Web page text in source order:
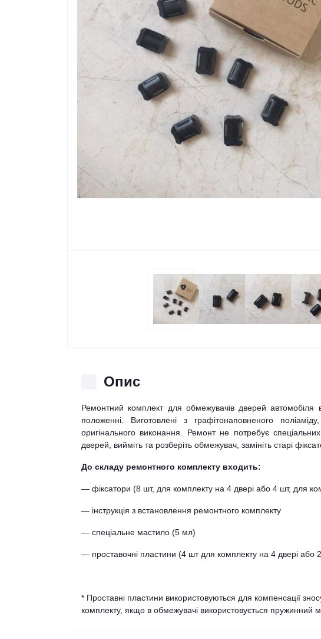
Опис
Ремонтний комплект для обмежувачів дверей
положенні. Виготовлені з графітонаповненого
оригінального виконання. Ремонт не потребує
дверей, вийміть та розберіть обмежувач, замініть старі
До складу ремонтного комплекту входить:
— фіксатори (8 шт, для комплекту на 4 двері або 4 шт, для
— інструкція з встановлення ремонтного комплекту
— спеціальне мастило (5 мл)
— проставочні пластини (4 шт для комплекту на 4 двері або
* Проставні пластини використовуються для компенсації
комплекту, якщо в обмежувачі використовується пружинний